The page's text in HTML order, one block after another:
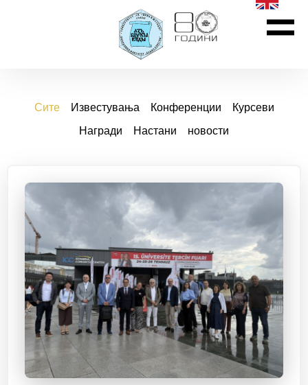
Известувања Конференции
Курсеви
Награди
Настани новости
Сите